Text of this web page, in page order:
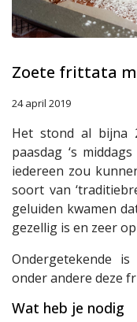
Zoete frittata
24 april 2019
Het stond al bijna
paasdag ‘s
iedereen zou
soort van
geluiden kwamen
gezellig is en zeer
Ondergetekende
onder andere deze
Wat heb je nodig